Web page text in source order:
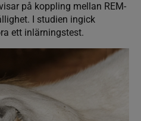
på koppling mellan REM-
I studien ingick
ett inlärningstest.